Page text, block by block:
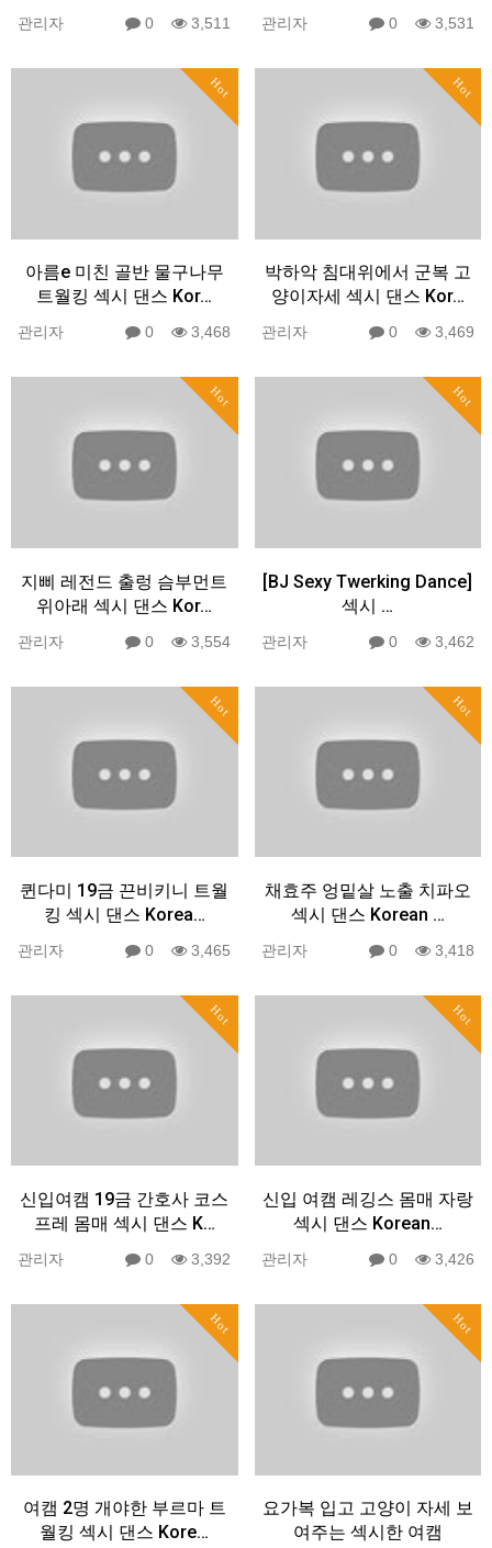
관리자 0 3,511 관리자 0 3,531
Hot
아름e 미친 골반 물구나무
트월킹 섹시 댄스 Kor…
관리자 0 3,468
Hot
박하악 침대위에서 군복 고
양이자세 섹시 댄스 Kor…
관리자 0 3,469
Hot
지삐 레전드 출렁 슴부먼트
위아래 섹시 댄스 Kor…
관리자 0 3,554
Hot
[BJ Sexy Twerking Dance]
섹시 …
관리자 0 3,462
Hot
퀸다미 19금 끈비키니 트월
킹 섹시 댄스 Korea…
관리자 0 3,465
Hot
채효주 엉밑살 노출 치파오
섹시 댄스 Korean …
관리자 0 3,418
Hot
신입여캠 19금 간호사 코스
프레 몸매 섹시 댄스 K…
관리자 0 3,392
Hot
신입 여캠 레깅스 몸매 자랑
섹시 댄스 Korean…
관리자 0 3,426
Hot
여캠 2명 개야한 부르마 트
월킹 섹시 댄스 Kore…
Hot
요가복 입고 고양이 자세 보
여주는 섹시한 여캠